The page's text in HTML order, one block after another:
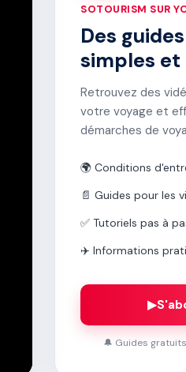
SOTOURISM SUR
Des
simples
Retrouvez des
votre voyage et
démarches de
🌍 Conditions
📄 Guides pour les
✅ Tutoriels pas à
✈️ Informations
▶
🔔 Guides